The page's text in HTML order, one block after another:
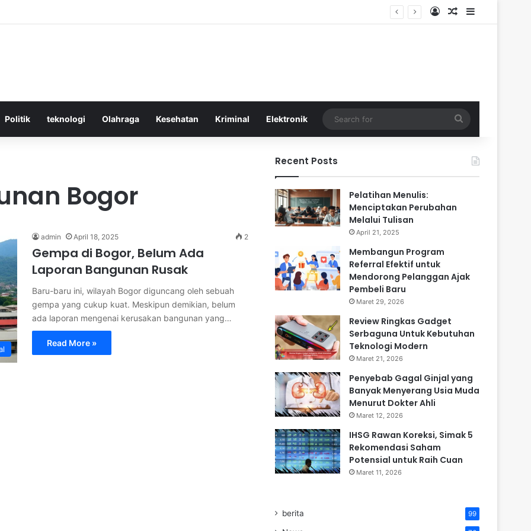
Log InRandom Article
Sidebar
Politik teknologi Olahraga Kesehatan Kriminal Elektronik
for
Bogor
admin April 18, 2025 2
Gempa di Bogor, Belum Ada
Laporan Bangunan Rusak
Baru-baru ini, wilayah Bogor diguncang oleh sebuah
gempa yang cukup kuat. Meskipun demikian, belum
ada laporan mengenai kerusakan bangunan yang…
Read More »
Recent Posts
Pelatihan Menulis:
Menciptakan Perubahan
Melalui Tulisan
April 21, 2025
Membangun Program
Referral Efektif untuk
Mendorong Pelanggan Ajak
Pembeli Baru
Maret 29, 2026
Review Ringkas Gadget
Serbaguna Untuk Kebutuhan
Teknologi Modern
Maret 21, 2026
Penyebab Gagal Ginjal yang
Banyak Menyerang Usia Muda
Menurut Dokter Ahli
Maret 12, 2026
IHSG Rawan Koreksi, Simak 5
Rekomendasi Saham
Potensial untuk Raih Cuan
Maret 11, 2026
berita 99